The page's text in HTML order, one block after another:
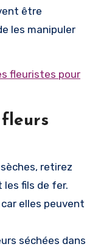
être
les manipuler
fleuristes pour
retirez
fils de fer.
elles peuvent
séchées dans